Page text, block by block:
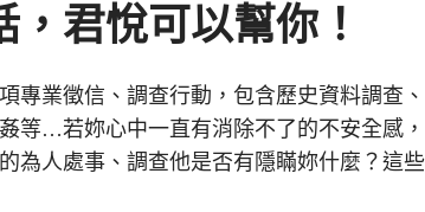
君悅可以幫你！
專業徵信、調查行動，包含歷史資料調查
等…若妳心中一直有消除不了的不安全感
為人處事、調查他是否有隱瞞妳什麼？這